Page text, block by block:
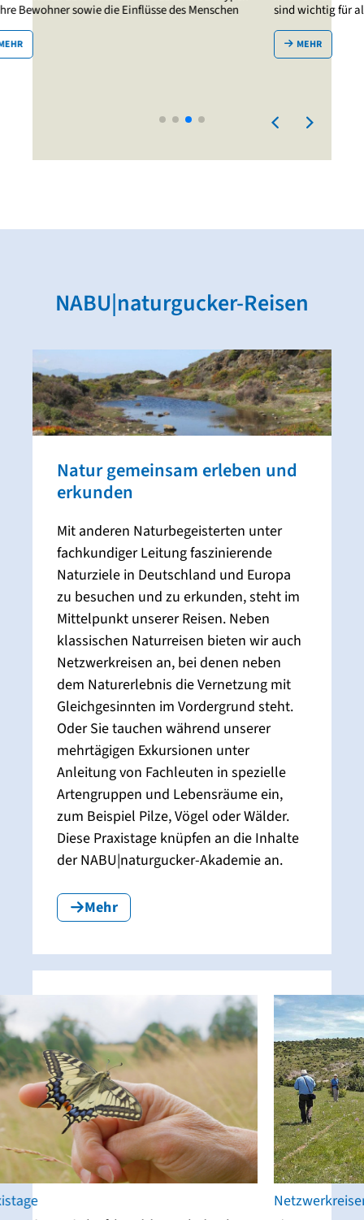
sind wichtig für alle, denen die Natur am Herzen liegt.
NABU|naturgucker-Reisen
Natur gemeinsam erleben und
erkunden
Mit anderen Naturbegeisterten unter
fachkundiger Leitung faszinierende
Naturziele in Deutschland und Europa
zu besuchen und zu erkunden, steht im
Mittelpunkt unserer Reisen. Neben
klassischen Naturreisen bieten wir auch
Netzwerkreisen an, bei denen neben
dem Naturerlebnis die Vernetzung mit
Gleichgesinnten im Vordergrund steht.
Oder Sie tauchen während unserer
mehrtägigen Exkursionen unter
Anleitung von Fachleuten in spezielle
Artengruppen und Lebensräume ein,
zum Beispiel Pilze, Vögel oder Wälder.
Diese Praxistage knüpfen an die Inhalte
der NABU|naturgucker-Akademie an.
Mehr